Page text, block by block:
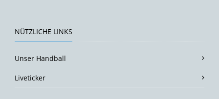
NÜTZLICHE LINKS
Unser Handball
Liveticker